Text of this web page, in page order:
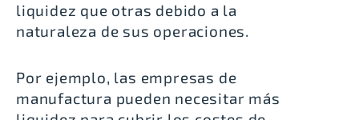
liquidez que otras debido a la
naturaleza de sus operaciones.
Por ejemplo, las empresas de
manufactura pueden necesitar más